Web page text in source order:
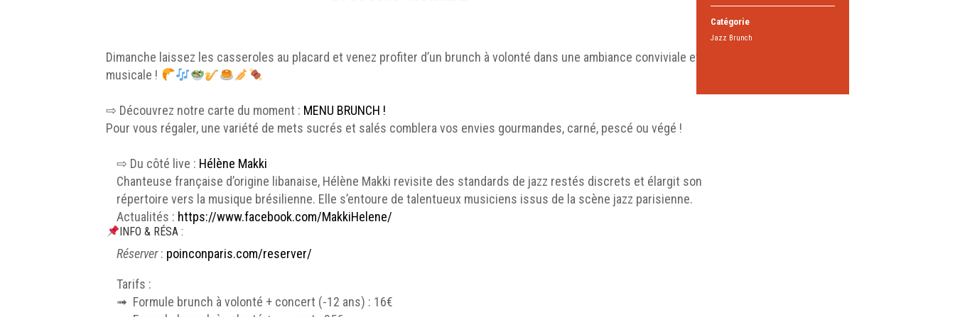
Catégorie
Jazz Brunch
Dimanche laissez les casseroles au placard et venez profiter d’un brunch à volonté dans une ambiance conviviale et
musicale !
⇨ Découvrez notre carte du moment : MENU BRUNCH !
Pour vous régaler, une variété de mets sucrés et salés comblera vos envies gourmandes, carné, pescé ou végé !
⇨ Du côté live : Hélène Makki
Chanteuse française d’origine libanaise, Hélène Makki revisite des standards de jazz restés discrets et élargit son
répertoire vers la musique brésilienne. Elle s’entoure de talentueux musiciens issus de la scène jazz parisienne.
Actualités : https://www.facebook.com/MakkiHelene/
INFO & RÉSA :
Réserver: poinconparis.com/reserver/
Tarifs :
➟ Formule brunch à volonté + concert (-12 ans) : 16€